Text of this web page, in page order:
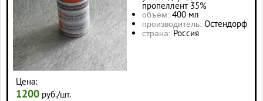
Цена:
1200 руб./шт.
пропеллент 35%
объем: 400 мл
производитель: Остендорф
страна: Россия